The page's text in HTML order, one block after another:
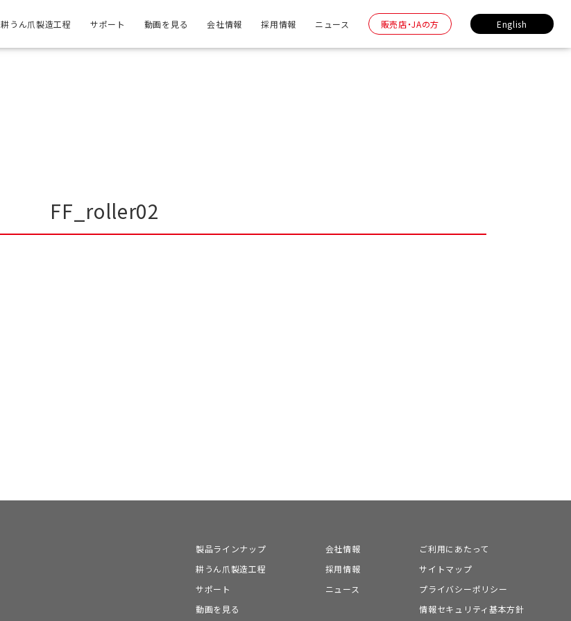
耕うん爪製造工程 サポート 動画を見る 会社情報 採用情報 ニュース 販売店・JAの方 English
FF_roller02
製品ラインナップ
耕うん爪製造工程
サポート
動画を見る
会社情報
採用情報
ニュース
ご利用にあたって
サイトマップ
プライバシーポリシー
情報セキュリティ基本方針